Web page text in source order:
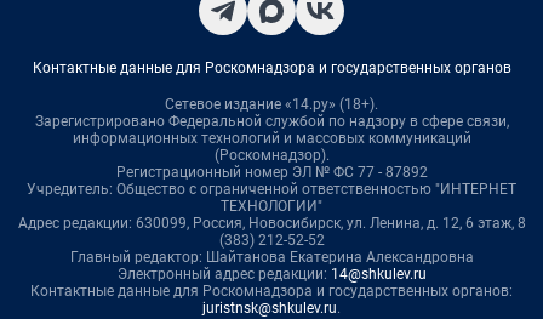
Контактные данные для Роскомнадзора и государственных органов
Сетевое издание «14.ру» (18+).
Зарегистрировано Федеральной службой по надзору в сфере связи,
информационных технологий и массовых коммуникаций
(Роскомнадзор).
Регистрационный номер ЭЛ № ФС 77 - 87892
Учредитель: Общество с ограниченной ответственностью "ИНТЕРНЕТ
ТЕХНОЛОГИИ"
Адрес редакции: 630099, Россия, Новосибирск, ул. Ленина, д. 12, 6 этаж, 8
(383) 212-52-52
Главный редактор: Шайтанова Екатерина Александровна
Электронный адрес редакции: 14@shkulev.ru
Контактные данные для Роскомнадзора и государственных органов:
juristnsk@shkulev.ru.